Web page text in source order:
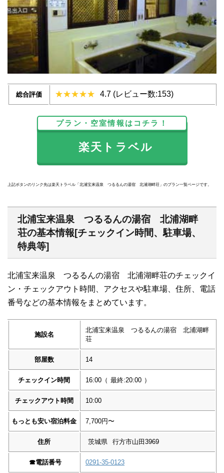
総合評価 4.7 (レビュー数:153)
プラン・空室情報はコチラ！
楽天トラベル
上記ボタンのリンク先は楽天トラベル「北浦宝来温泉 つるるんの湯宿 北浦湖畔荘」のプラン一覧ページです。
北浦宝来温泉 つるるんの湯宿 北浦湖畔
荘の基本情報[チェックイン時間、駐車場、
特典等]
北浦宝来温泉 つるるんの湯宿 北浦湖畔荘のチェックイ
ン・チェックアウト時間、アクセスや駐車場、住所、電話
番号などの基本情報をまとめています。
施設名
北浦宝来温泉 つるるんの湯宿 北浦湖畔
荘
部屋数 14
チェックイン時間 16:00 （ 最終:20:00 ）
チェックアウト時間 10:00
もっとも安い宿泊料金 7,700円〜
住所 茨城県 行方市山田3969
☎︎電話番号 0291-35-0123